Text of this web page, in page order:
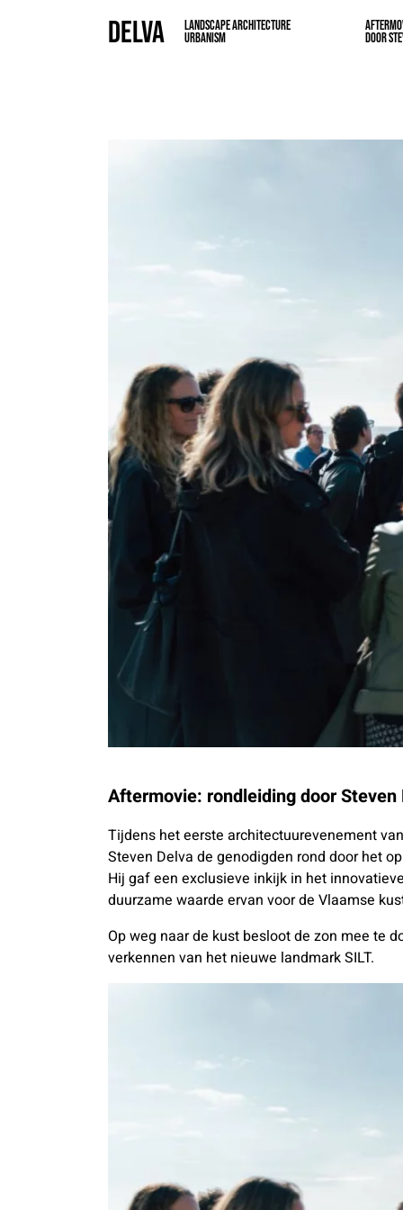
DELVA
LANDSCAPE ARCHITECTURE
URBANISM
DOOR
Aftermovie: rondleiding door Steven
Tijdens het eerste architectuurevenement
Steven Delva de genodigden rond door het
Hij gaf een exclusieve inkijk in het
duurzame waarde ervan voor de Vlaamse
Op weg naar de kust besloot de zon mee te
verkennen van het nieuwe landmark SILT.